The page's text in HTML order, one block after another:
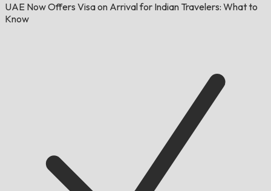
UAE Now Offers Visa on Arrival for Indian Travelers: What to
Know